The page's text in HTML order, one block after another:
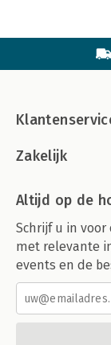
Zakelijk
Altijd op de
Schrijf u in
met relevante
events en de